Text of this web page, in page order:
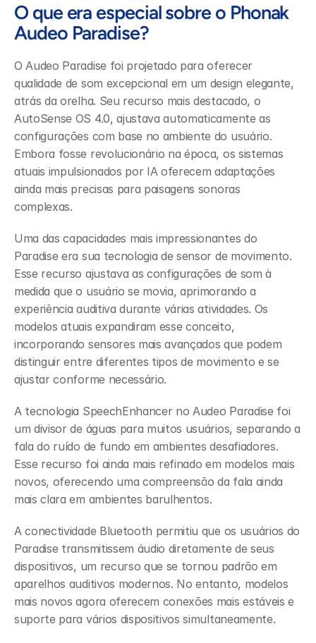
O que era especial sobre o Phonak
Audeo Paradise?
O Audeo Paradise foi projetado para oferecer
qualidade de som excepcional em um design elegante,
atrás da orelha. Seu recurso mais destacado, o
AutoSense OS 4.0, ajustava automaticamente as
configurações com base no ambiente do usuário.
Embora fosse revolucionário na época, os sistemas
atuais impulsionados por IA oferecem adaptações
ainda mais precisas para paisagens sonoras
complexas.
Uma das capacidades mais impressionantes do
Paradise era sua tecnologia de sensor de movimento.
Esse recurso ajustava as configurações de som à
medida que o usuário se movia, aprimorando a
experiência auditiva durante várias atividades. Os
modelos atuais expandiram esse conceito,
incorporando sensores mais avançados que podem
distinguir entre diferentes tipos de movimento e se
ajustar conforme necessário.
A tecnologia SpeechEnhancer no Audeo Paradise foi
um divisor de águas para muitos usuários, separando a
fala do ruído de fundo em ambientes desafiadores.
Esse recurso foi ainda mais refinado em modelos mais
novos, oferecendo uma compreensão da fala ainda
mais clara em ambientes barulhentos.
A conectividade Bluetooth permitiu que os usuários do
Paradise transmitissem áudio diretamente de seus
dispositivos, um recurso que se tornou padrão em
aparelhos auditivos modernos. No entanto, modelos
mais novos agora oferecem conexões mais estáveis e
suporte para vários dispositivos simultaneamente.